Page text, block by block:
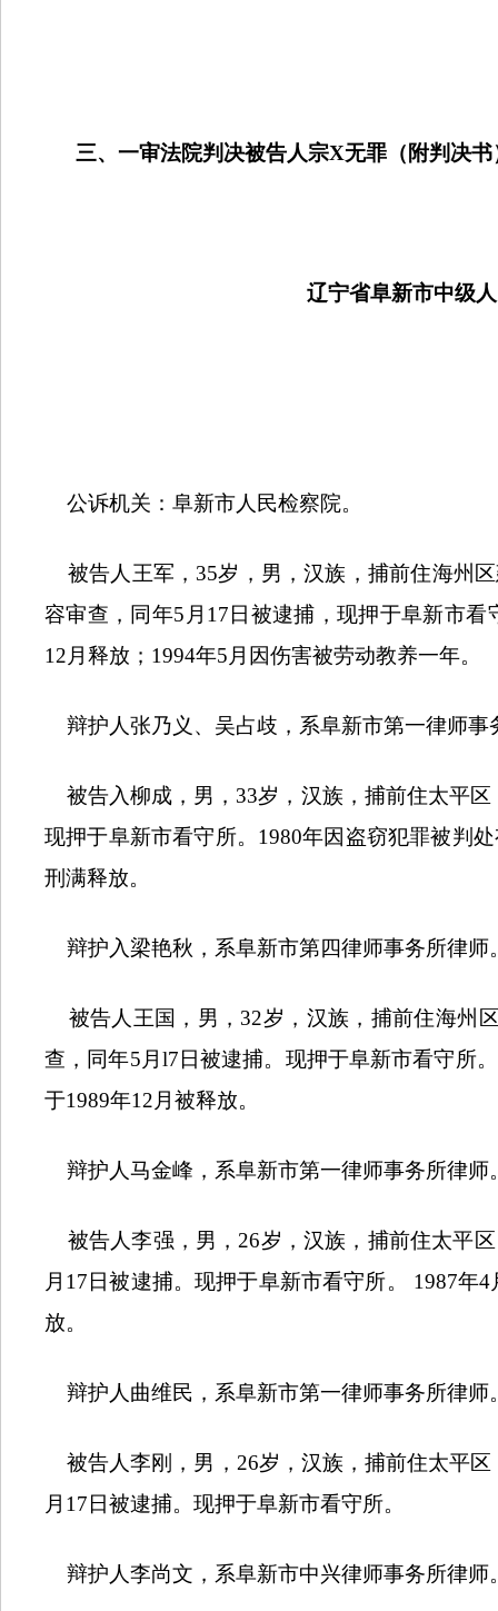
三、一审法院判决被告人宗X无罪（附判决书
辽宁省阜新市中级
公诉机关：阜新市人民检察院。
被告人王军， 35岁，男，汉族，捕前住海州
容审查，同年5 月 17 日被逮捕，现押于阜新市看
12 月释放； 1994年5 月因伤害被劳动教养一年。
辩护人张乃义、吴占歧，系阜新市第一律师事
被告入柳成，男， 33岁，汉族，捕前住太平
现押于阜新市看守所。 1980年因盗窃犯罪被判
刑满释放。
辩护入梁艳秋，系阜新市第四律师事务所律师
被告人王国，男， 32岁，汉族，捕前住海州
查，同年5 月 l7 日被逮捕。现押于阜新市看守所。
于1989年12 月被释放。
辩护人马金峰，系阜新市第一律师事务所律师
被告人李强，男， 26岁，汉族，捕前住太平
月 17 日被逮捕。现押于阜新市看守所。 1987年4
放。
辩护人曲维民，系阜新市第一律师事务所律师
被告人李刚，男， 26岁，汉族，捕前住太平
月 17 日被逮捕。现押于阜新市看守所。
辩护人李尚文，系阜新市中兴律师事务所律师